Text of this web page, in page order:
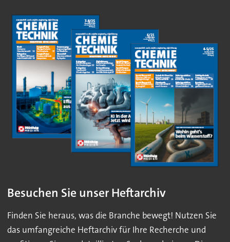
Besuchen Sie unser Heftarchiv
Finden Sie heraus, was die Branche bewegt! Nutzen Sie
das umfangreiche Heftarchiv für Ihre Recherche und